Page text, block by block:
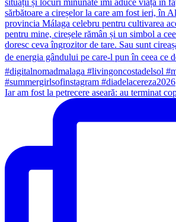
Iar am fost la petrecere aseară: au terminat